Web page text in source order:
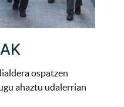
ospatzen
ahaztu udalerrian